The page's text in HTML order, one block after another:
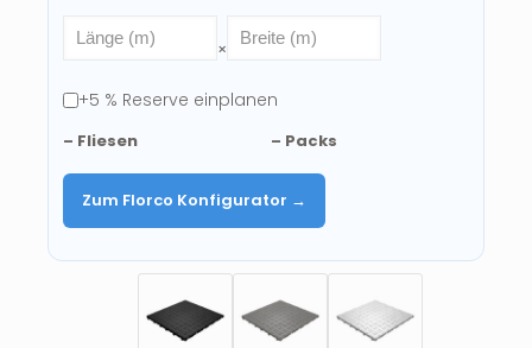
×
+5 % Reserve einplanen
– Fliesen – Packs
Zum Florco Konfigurator →